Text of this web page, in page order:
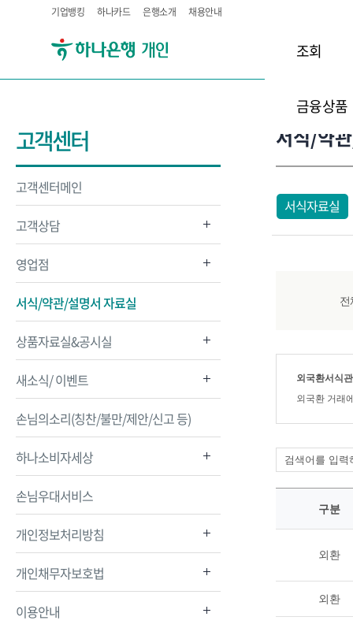
기업뱅킹 하나카드 은행소개 채용안내
조회
금융상품
고객센터
고객센터메인
고객상담
영업점
서식/약관/설명서 자료실
상품자료실&공시실
새소식/ 이벤트
손님의소리(칭찬/불만/제안/신고 등)
하나소비자세상
손님우대서비스
개인정보처리방침
개인채무자보호법
이용안내
서식/약
서식자료실
전
외국환서식
외국환 거래
구분
외환
외환